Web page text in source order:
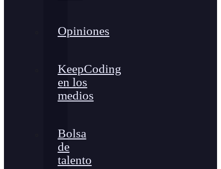
Opiniones
KeepCoding
en los
medios
Bolsa
de
talento